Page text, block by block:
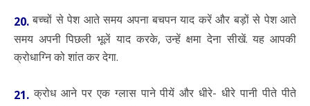
20. बच्चों से पेश आते समय अपना बचपन याद करें और बड़ों से पेश आते
समय अपनी पिछली भूलें याद करके, उन्हें क्षमा देना सीखें. यह आपकी
क्रोधाग्नि को शांत कर देगा.
21. क्रोध आने पर एक ग्लास पाने पीयें और धीरे- धीरे पानी पीते पीते